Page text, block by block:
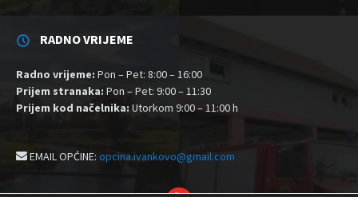
RADNO VRIJEME
Radno vrijeme: Pon – Pet: 8:00 – 16:00
Prijem stranaka: Pon – Pet: 9:00 – 11:30
Prijem kod načelnika: Utorkom 9:00 – 11:00 h
EMAIL OPĆINE: opcina.ivankovo@gmail.com
YouTube